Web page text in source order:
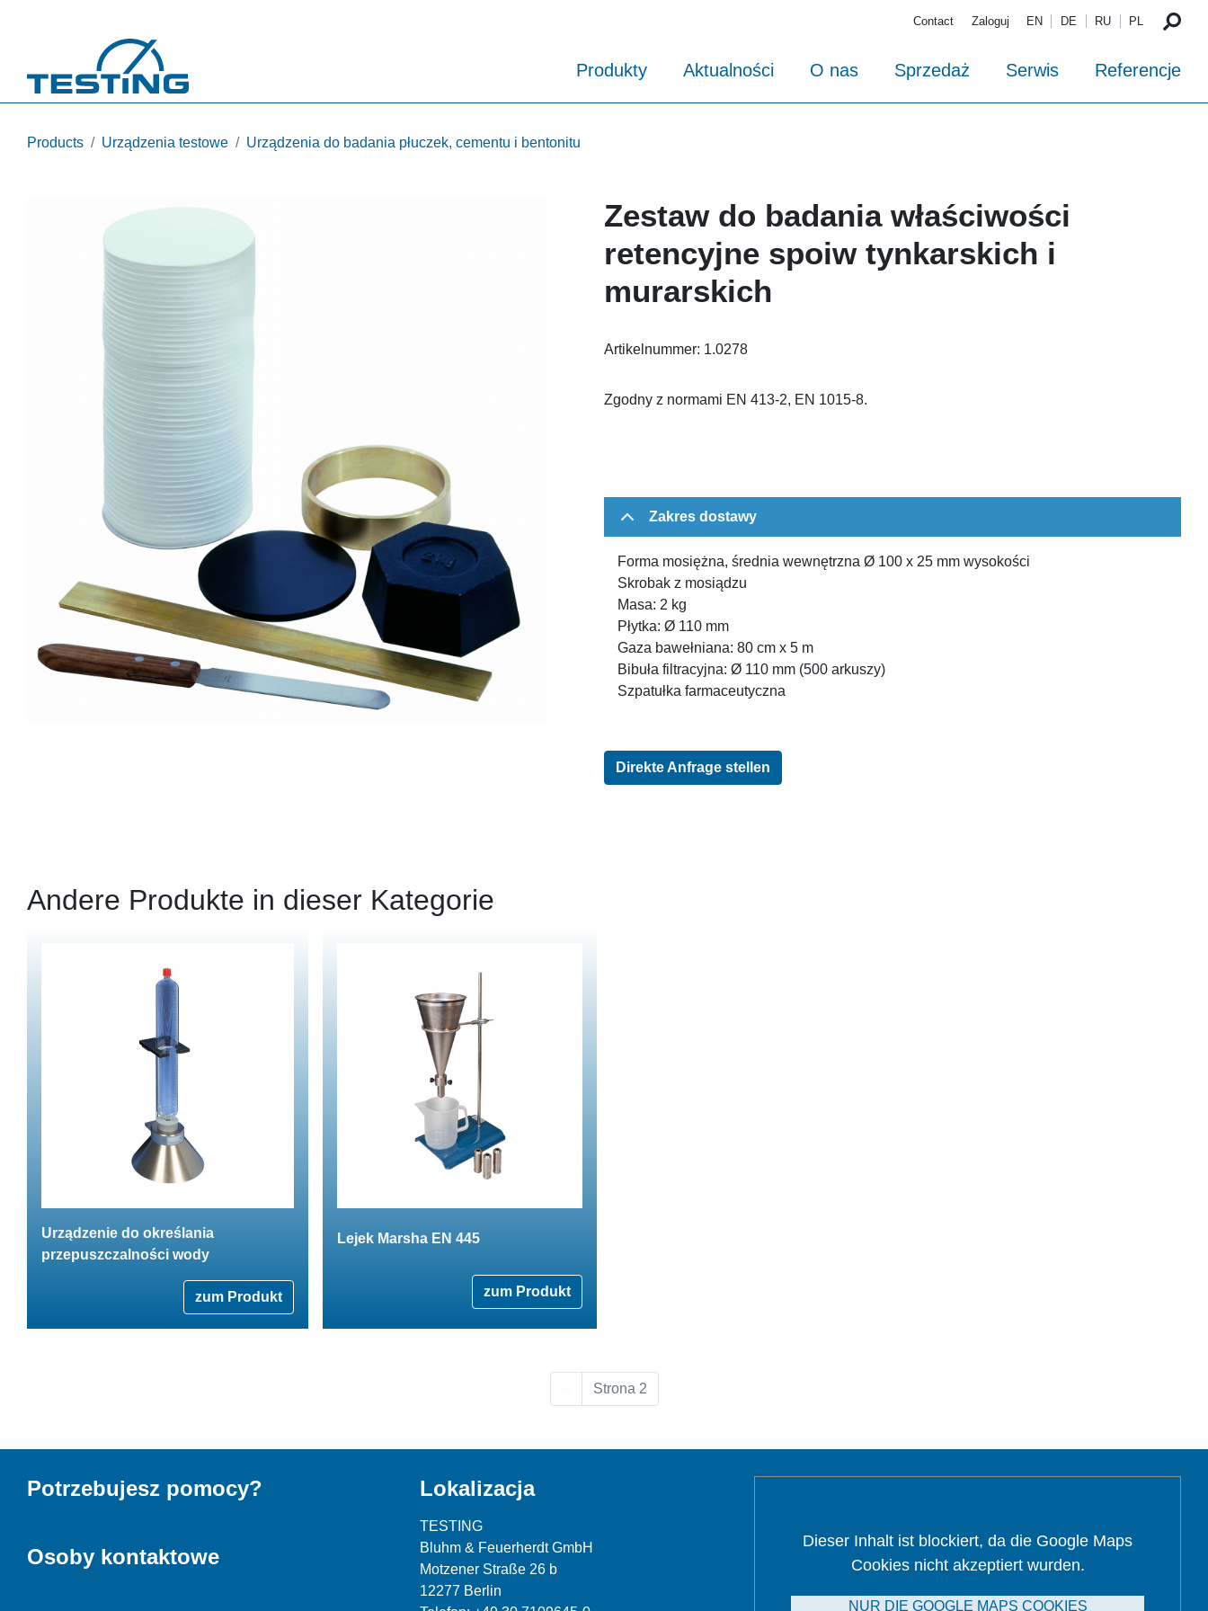
Contact Zaloguj EN DE RU PL
Produkty Aktualności O nas Sprzedaż Serwis Referencje
Products Urządzenia testowe Urządzenia do badania płuczek, cementu i bentonitu
Zestaw do badania właściwości
retencyjne spoiw tynkarskich i
murarskich
Artikelnummer: 1.0278
Zgodny z normami EN 413-2, EN 1015-8.
Zakres dostawy
Forma mosiężna, średnia wewnętrzna Ø 100 x 25 mm wysokości
Skrobak z mosiądzu
Masa: 2 kg
Płytka: Ø 110 mm
Gaza bawełniana: 80 cm x 5 m
Bibuła filtracyjna: Ø 110 mm (500 arkuszy)
Szpatułka farmaceutyczna
Direkte Anfrage stellen
Andere Produkte in dieser Kategorie
Urządzenie do określania
przepuszczalności wody
zum Produkt
Lejek Marsha EN 445
zum Produkt
Poprzednia strona
Strona 2
Potrzebujesz pomocy?
Osoby kontaktowe
Lokalizacja
TESTING
Bluhm & Feuerherdt GmbH
Motzener Straße 26 b
12277 Berlin
Dieser Inhalt ist blockiert, da die Google Maps
Cookies nicht akzeptiert wurden.
NUR DIE GOOGLE MAPS COOKIES